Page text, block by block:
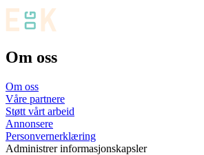
Om oss
Om oss
Våre partnere
Støtt vårt arbeid
Annonsere
Personvernerklæring
Administrer informasjonskapsler